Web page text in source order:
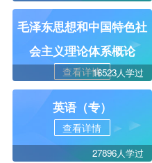
毛泽东思想和中国特色社
会主义理论体系概论
查看详情16523人学过
英语（专）
查看详情
27896人学过